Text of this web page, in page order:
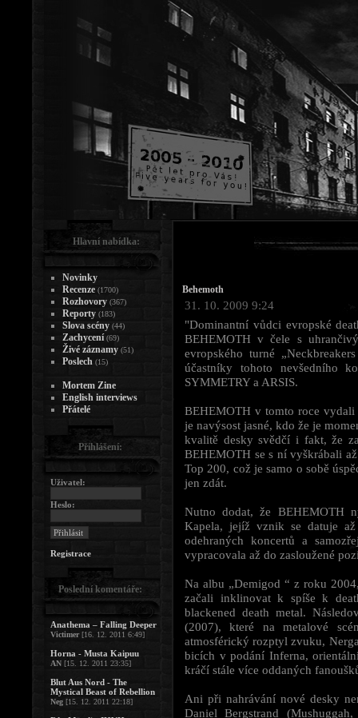
Behemoth
31. 10. 2009 9:24
"Dominantní vůdci evropské
BEHEMOTH v čele s
evropského turné
účastníky tohoto nevšedního
SYMMETRY a ARSIS.
BEHEMOTH v tomto roce
je navýsost jasné, kdo že je
kvalitě desky svědčí i fakt, že
BEHEMOTH se s ní vyškrábali
Top 200, což je samo o sobě
jen zdát.
Nutno dodat, že BEHEMOTH
Kapela, jejíž vznik se datuje
odehraných koncertů a
vypracovala až do zasloužené
Na albu „Demigod “ z roku
začali inklinovat k spíše k
blackened death metal.
(2007), které na metalové
atmosférický rozptyl zvuku,
bicích v podání Inferna,
kráčí stále více oddaných
Ani při nahrávání nové desky
Daniel Bergstrand
Hlavní nabídka:
Novinky
Recenze (1700)
Rozhovory (367)
Reporty (183)
Slova scény (44)
Zachycení (69)
Živé záznamy (51)
Poslech (15)
Mortem Zine
English interviews
Přátelé
Přihlášení:
Uživatel:
Heslo:
Registrace
Poslední komentáře:
Anathema – Falling Deeper
Victimer[16. 12. 2011 6:49]
Horna - Musta Kaipuu
AN [15. 12. 2011 23:35]
Blut Aus Nord - The
Mystical Beast of Rebellion
Neg [15. 12. 2011 22:18]